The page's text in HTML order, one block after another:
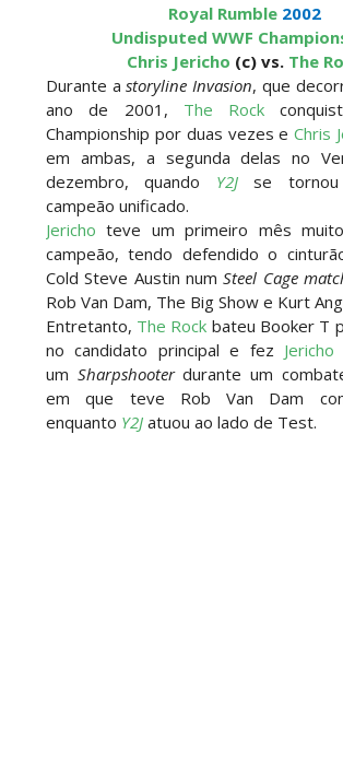
Royal Rumble2002
Undisputed WWF
Chris Jericho (c) vs. The
Durante astoryline Invasion, que
ano de 2001, The Rock
Championship por duas vezes eChris
em ambas, a segunda delas no
dezembro, quando Y2Jse tornou
campeão unificado.
Jericho teve um primeiro mês
campeão, tendo defendido o
Cold Steve Austin numSteel Cage
Rob Van Dam, The Big Show e Kurt
Entretanto, The Rock bateu Booker T
no candidato principal e fez Jericho
um Sharpshooterdurante um
em que teve Rob Van Dam
enquanto Y2Jatuou ao lado de Test.